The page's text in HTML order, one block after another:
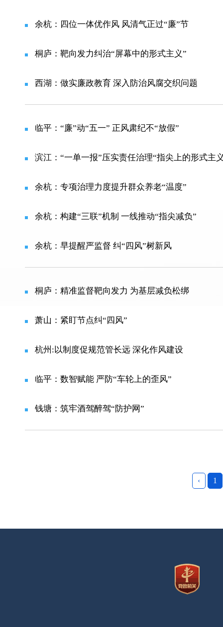
余杭：四位一体优作风 风清气正过“廉”节
桐庐：靶向发力纠治“屏幕中的形式主义”
西湖：做实廉政教育 深入防治风腐交织问题
临平：“廉”动“五一” 正风肃纪不“放假”
滨江：“一单一报”压实责任治理“指尖上的形式主
余杭：专项治理力度提升群众养老“温度”
余杭：构建“三联”机制 一线推动“指尖减负”
余杭：早提醒严监督 纠“四风”树新风
桐庐：精准监督靶向发力 为基层减负松绑
萧山：紧盯节点纠“四风”
杭州:以制度促规范管长远 深化作风建设
临平：数智赋能 严防“车轮上的歪风”
钱塘：筑牢酒驾醉驾“防护网”
‹ 1